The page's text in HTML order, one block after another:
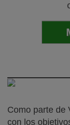
Como parte de
con los